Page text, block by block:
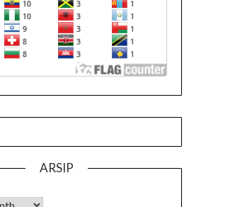
ARSIP